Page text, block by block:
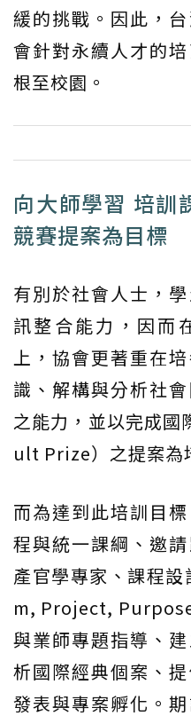
緩的挑戰。因此，
會針對永續人才的
根至校園。
向大師學習 培訓
競賽提案為目標
有別於社會人士，
訊整合能力，因而
上，協會更著重在
識、解構與分析社
之能力，並以完成國
ult Prize）之提案為
而為達到此培訓目
程與統一課綱、邀
產官學專家、課程
m, Project,
與業師專題指導、
析國際經典個案、
發表與專案孵化。